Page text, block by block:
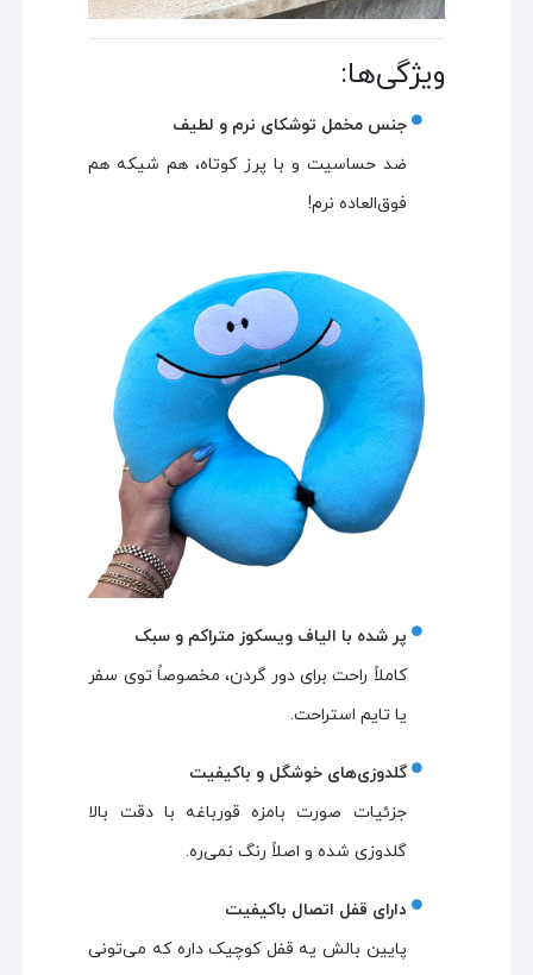
ویژگی‌ها:
جنس مخمل توشکای نرم و لطیف
ضد حساسیت و با پرز کوتاه، هم شیکه هم
فوق‌العاده نرم!
پر شده با الیاف ویسکوز متراکم و سبک
کاملاً راحت برای دور گردن، مخصوصاً توی سفر
یا تایم استراحت.
گلدوزی‌های خوشگل و باکیفیت
جزئیات صورت بامزه قورباغه با دقت بالا
گلدوزی شده و اصلاً رنگ نمی‌ره.
دارای قفل اتصال باکیفیت
پایین بالش یه قفل کوچیک داره که می‌تونی